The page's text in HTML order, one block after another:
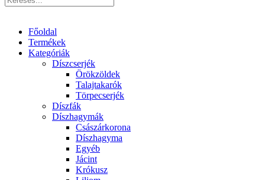
Főoldal
Termékek
Kategóriák
Díszcserjék
Örökzöldek
Talajtakarók
Törpecserjék
Díszfák
Díszhagymák
Császárkorona
Díszhagyma
Egyéb
Jácint
Krókusz